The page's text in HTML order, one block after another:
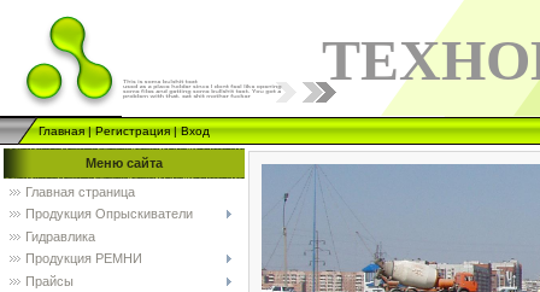
Главная|Регистрация|Вход
Меню сайта
Главная страница
Продукция Опрыскиватели
Гидравлика
Продукция РЕМНИ
Прайсы